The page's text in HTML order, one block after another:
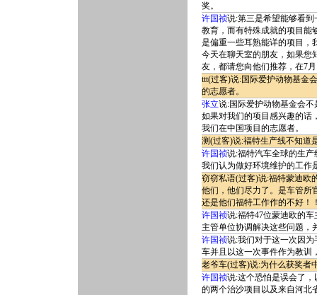
奖。
许国祯说:第三是希望能够看
教育，而有特殊成就的项目能
是偏重一些耳熟能详的项目，
今天在聊天室的朋友，如果您
友，都请您向他们推荐，在7
ttt(过客)说:国际爱护动物基金
的志愿者。
张立说:国际爱护动物基金会
如果对我们的项目感兴趣的话
我们在中国项目的志愿者。
测(过客)说:福特生产线不知道
许国祯说:福特汽车全球的生
我们认为做好环境维护的工作
窃窃私语(过客)说:福特蒙迪欧
他们，他们尽力了。是车管所
还是他们福特工作作的不好！
许国祯说:福特47位蒙迪欧的
主管单位协调解决这些问题，
许国祯说:我们对于这一次因
车并且以这一次事件作为教训
老爷车(过客)说:为什么获奖者
许国祯说:这个恐怕是误会了
的两个治沙项目以及来自河北